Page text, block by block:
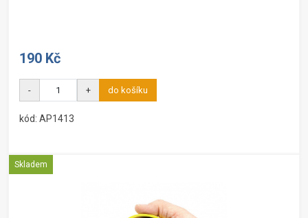
190 Kč
- + do košíku
kód: AP1413
Skladem